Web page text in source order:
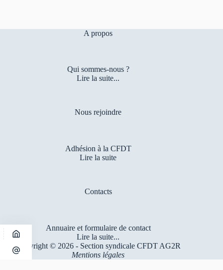
A propos
Qui sommes-nous ?
Lire la suite...
Nous rejoindre
Adhésion à la CFDT
Lire la suite
Contacts
Annuaire et formulaire de contact
Lire la suite...
Copyright © 2026 - Section syndicale CFDT AG2R
Mentions légales